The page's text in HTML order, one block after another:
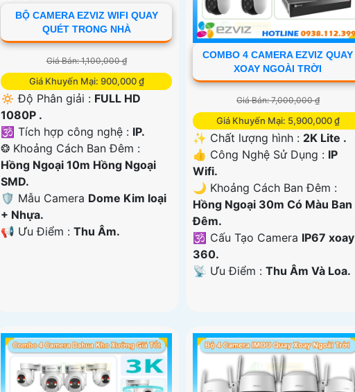
BỘ CAMERA EZVIZ WIFI QUAY
QUÉT TRONG NHÀ
Giá Bán: 1,100,000 ₫
Giá Khuyến Mại: 900,000 ₫
🔅 Độ Phân giải : FULL HD
1080P .
🕉️ Tích hợp công nghệ : IP.
❂ Khoảng Cách Ban Đêm :
Hồng Ngoại 10m Hồng Ngoại
SMD.
🛡 Mẫu Camera Dome Kim loại
+ Nhựa.
️📢 Ưu Điểm :Thu Âm.
COMBO 4 CAMERA EZVIZ QUAY
XOAY NGOÀI TRỜI
Giá Bán: 7,000,000 ₫
Giá Khuyến Mại: 5,900,000 ₫
✨ Chất lượng hình : 2K Lite .
👍 Công Nghệ Sử Dụng : IP
Wifi.
🌙 Khoảng Cách Ban Đêm :
Hồng Ngoại 30m Có Màu Ban
Ðêm.
🕉️ Cấu Tạo Camera IP67 xoay
360.
️📡 Ưu Điểm : Thu Âm Và Loa.